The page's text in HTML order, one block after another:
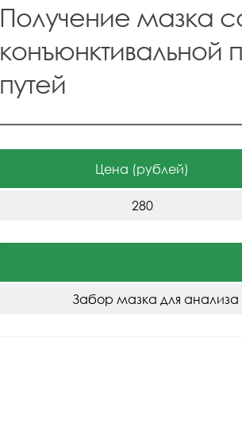
Получение мазка
конъюнктивальной
путей
Цена (рублей)
280
Забор мазка для анализа